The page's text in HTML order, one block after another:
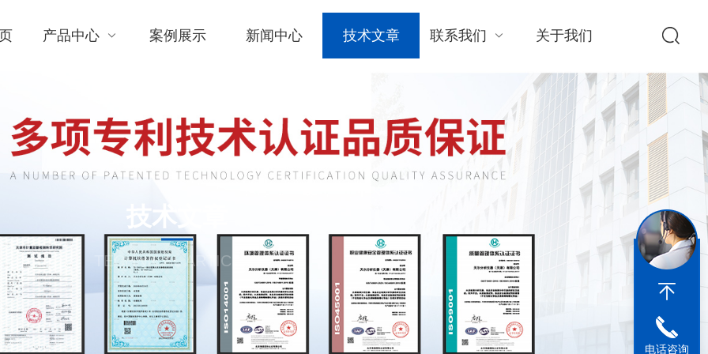
产品中心 案例展示 新闻中心 技术文章 联系我们 关于我们
技术文章
TECHNICAL ARTICLES
电话咨询